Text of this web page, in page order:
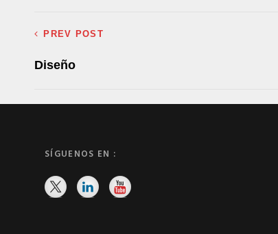
PREV POST
Diseño
SÍGUENOS EN :